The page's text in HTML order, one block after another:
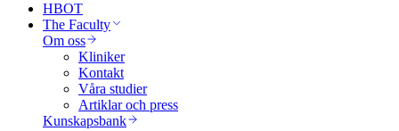
HBOT
The Faculty
Om oss
Kliniker
Kontakt
Våra studier
Artiklar och press
Kunskapsbank